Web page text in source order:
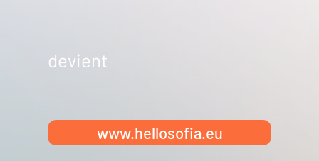
devient
www.hellosofia.eu